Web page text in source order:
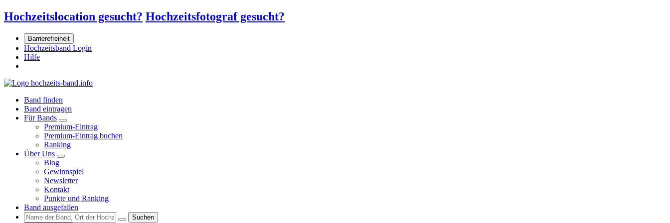
Hochzeitslocation gesucht? Hochzeitsfotograf gesucht?
Barrierefreiheit
Hochzeitsband Login
Hilfe
Band finden
Band eintragen
Für Bands
Premium-Eintrag
Premium-Eintrag buchen
Ranking
Über Uns
Blog
Gewinnspiel
Newsletter
Kontakt
Punkte und Ranking
Band ausgefallen
Suchen